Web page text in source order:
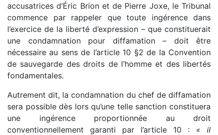
accusatrices d’Éric Brion et de Pierre Joxe, le Tribunal
commence par rappeler que toute ingérence dans
l’exercice de la liberté d’expression – que constituerait
une condamnation pour diffamation – doit être
nécessaire au sens de l’article 10 §2 de la Convention
de sauvegarde des droits de l’homme et des libertés
fondamentales.
Autrement dit, la condamnation du chef de diffamation
sera possible dès lors qu’une telle sanction constituera
une ingérence proportionnée au droit
conventionnellement garanti par l’article 10 : « il